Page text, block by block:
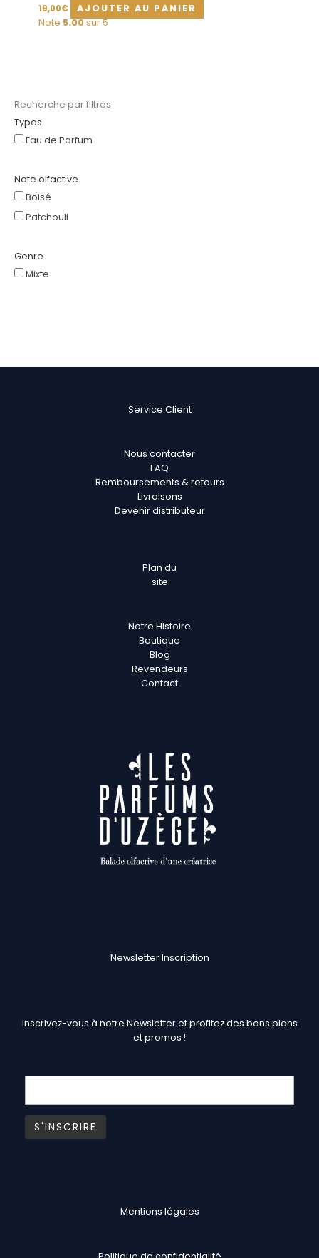
Recherche par filtres
Types
Eau de Parfum
Note olfactive
Boisé
Patchouli
Genre
Mixte
19,00€
AJOUTER AU PANIER
Note 5.00sur 5
Service Client
Nous contacter
FAQ
Remboursements & retours
Livraisons
Devenir distributeur
Plan du
site
Notre Histoire
Boutique
Blog
Revendeurs
Contact
Newsletter Inscription
Inscrivez-vous à notre Newsletter et profitez des bons plans
et promos !
Mentions légales